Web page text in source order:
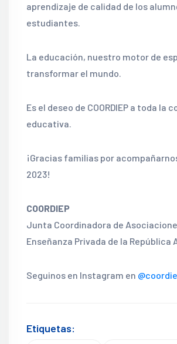
aprendizaje de calidad de los
estudiantes.
La educación, nuestro motor de
transformar el mundo.
Es el deseo de COORDIEP a toda la
educativa.
¡Gracias familias por
2023!
COORDIEP
Junta Coordinadora de
Enseñanza Privada de la República
Seguinos en Instagram en
Etiquetas: